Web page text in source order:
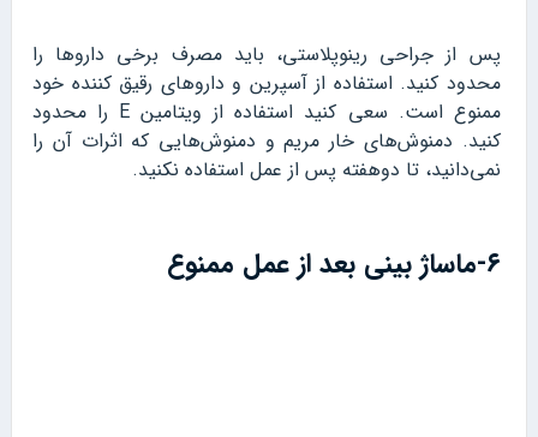
پس از جراحی رینوپلاستی، باید مصرف برخی داروها را
محدود کنید. استفاده از آسپرین و داروهای رقیق کننده خود
ممنوع است. سعی کنید استفاده از ویتامین E را محدود
کنید. دمنوش‌های خار مریم و دمنوش‌هایی که اثرات آن را
نمی‌دانید، تا دوهفته پس از عمل استفاده نکنید.
۶-ماساژ بینی بعد از عمل ممنوع